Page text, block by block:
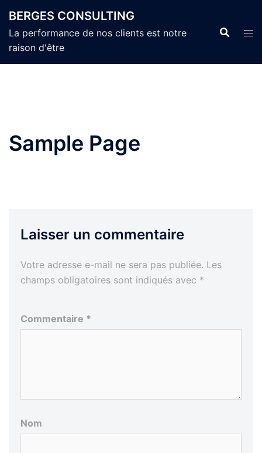
au
contenu
BERGES CONSULTING
La performance de nos clients est notre
raison d'être
Sample Page
Laisser un commentaire
Votre adresse e-mail ne sera pas publiée. Les
champs obligatoires sont indiqués avec *
Commentaire *
Nom